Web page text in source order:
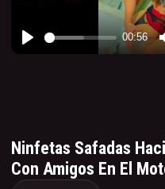
Ninfetas Safadas
Con Amigos En El